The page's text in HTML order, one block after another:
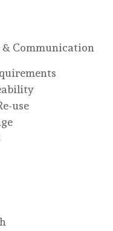
& Communication
use